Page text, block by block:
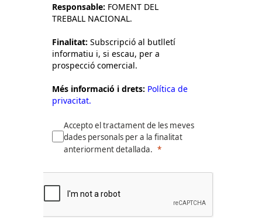
Responsable: FOMENT DEL
TREBALL NACIONAL.
Finalitat: Subscripció al butlletí
informatiu i, si escau, per a
prospecció comercial.
Més informació i drets: Política de
privacitat.
Accepto el tractament de les meves
dades personals per a la finalitat
anteriorment detallada.